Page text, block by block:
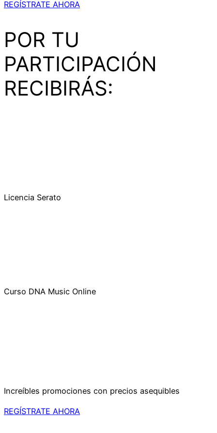
REGÍSTRATE AHORA
POR TU
PARTICIPACIÓN
RECIBIRÁS:
Licencia Serato
Curso DNA Music Online
Increíbles promociones con precios asequibles
REGÍSTRATE AHORA